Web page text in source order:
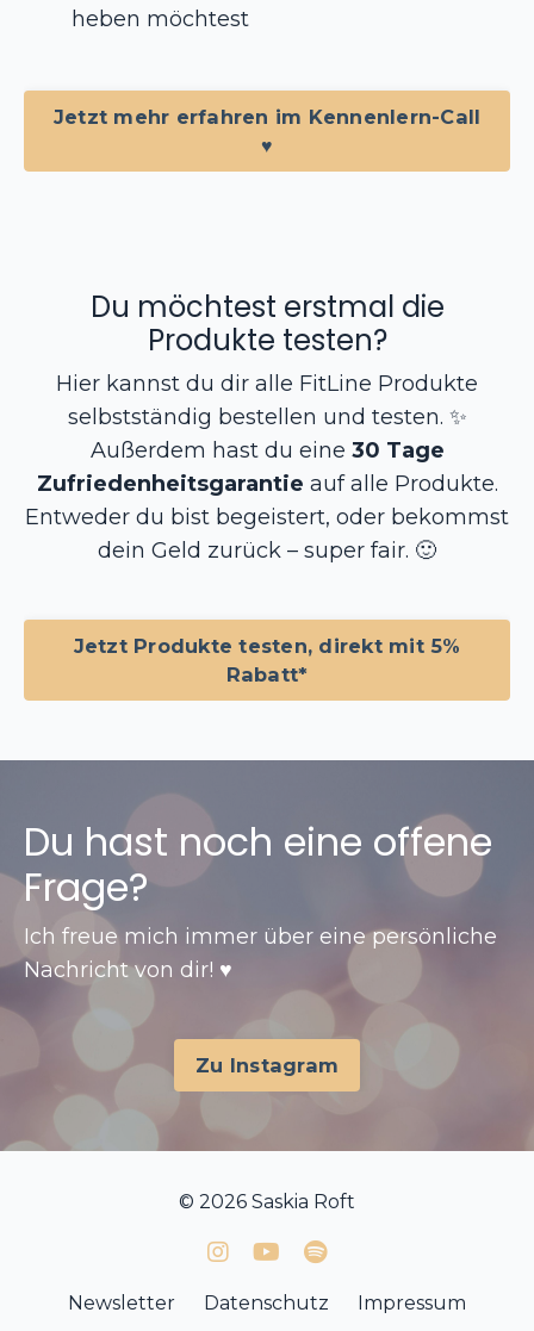
heben möchtest
Jetzt mehr erfahren im Kennenlern-Call
♥️
Du möchtest erstmal die
Produkte testen?
Hier kannst du dir alle FitLine Produkte
selbstständig bestellen und testen. ✨
Außerdem hast du eine 30 Tage
Zufriedenheitsgarantie auf alle Produkte.
Entweder du bist begeistert, oder bekommst
dein Geld zurück – super fair. 🙂
Jetzt Produkte testen, direkt mit 5%
Rabatt*
Du hast noch eine offene
Frage?
Ich freue mich immer über eine persönliche
Nachricht von dir! ♥️
Zu Instagram
© 2026 Saskia Roft
Newsletter Datenschutz Impressum